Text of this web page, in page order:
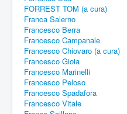
FORREST TOM (a cura)
Franca Salerno
Francesco Berra
Francesco Campanale
Francesco Chiovaro (a cura)
Francesco Gioia
Francesco Marinelli
Francesco Peloso
Francesco Spadafora
Francesco Vitale